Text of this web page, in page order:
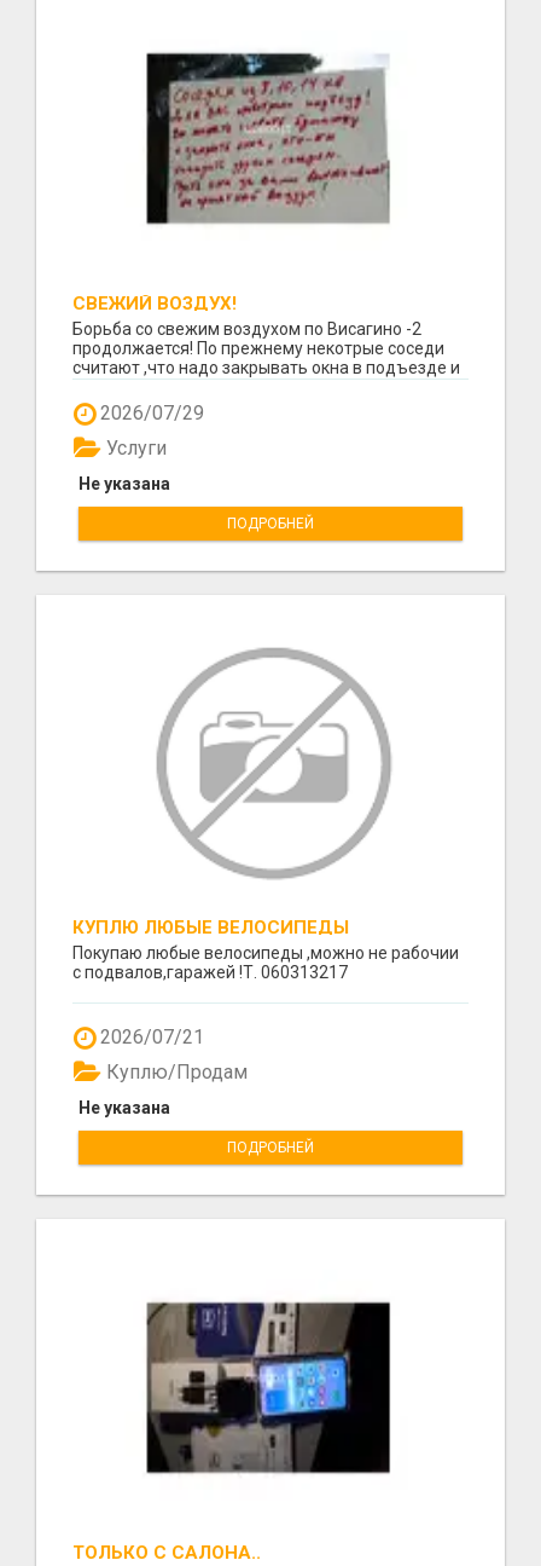
СВЕЖИЙ ВОЗДУХ!
Борьба со свежим воздухом по Висагино -2
продолжается! По прежнему некотрые соседи
считают ,что надо закрывать окна в подъезде и
2026/07/29
Не указана
Услуги
ПОДРОБНЕЙ
КУПЛЮ ЛЮБЫЕ ВЕЛОСИПЕДЫ
Покупаю любые велосипеды ,можно не рабочии
с подвалов,гаражей !Т. 060313217
2026/07/21
Не указана
Куплю/Продам
ПОДРОБНЕЙ
ТОЛЬКО С САЛОНА..